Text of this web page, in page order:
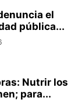
el
pública...
Nutrir los
para...